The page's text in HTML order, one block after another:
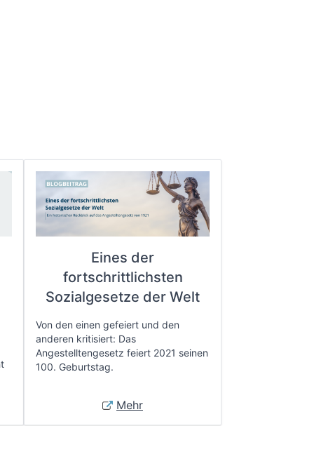
Eines der
fortschrittlichsten
Sozialgesetze der Welt
Von den einen gefeiert und den
anderen kritisiert: Das
Angestelltengesetz feiert 2021 seinen
100. Geburtstag.
Mehr